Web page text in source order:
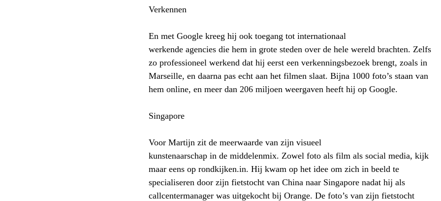
Verkennen
En met Google kreeg hij ook toegang tot internationaal
werkende agencies die hem in grote steden over de hele wereld brachten. Zelfs
zo professioneel werkend dat hij eerst een verkenningsbezoek brengt, zoals in
Marseille, en daarna pas echt aan het filmen slaat. Bijna 1000 foto’s staan van
hem online, en meer dan 206 miljoen weergaven heeft hij op Google.
Singapore
Voor Martijn zit de meerwaarde van zijn visueel
kunstenaarschap in de middelenmix. Zowel foto als film als social media, kijk
maar eens op rondkijken.in. Hij kwam op het idee om zich in beeld te
specialiseren door zijn fietstocht van China naar Singapore nadat hij als
callcentermanager was uitgekocht bij Orange. De foto’s van zijn fietstocht